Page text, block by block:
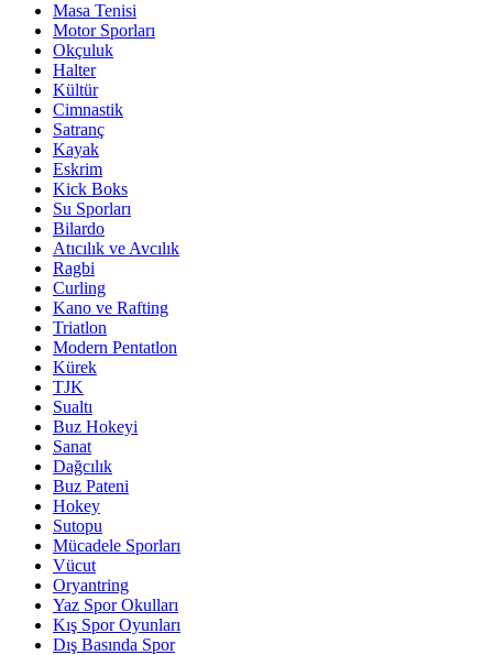
Masa Tenisi
Motor Sporları
Okçuluk
Halter
Kültür
Cimnastik
Satranç
Kayak
Eskrim
Kick Boks
Su Sporları
Bilardo
Atıcılık ve Avcılık
Ragbi
Curling
Kano ve Rafting
Triatlon
Modern Pentatlon
Kürek
TJK
Sualtı
Buz Hokeyi
Sanat
Dağcılık
Buz Pateni
Hokey
Sutopu
Mücadele Sporları
Vücut
Oryantring
Yaz Spor Okulları
Kış Spor Oyunları
Dış Basında Spor